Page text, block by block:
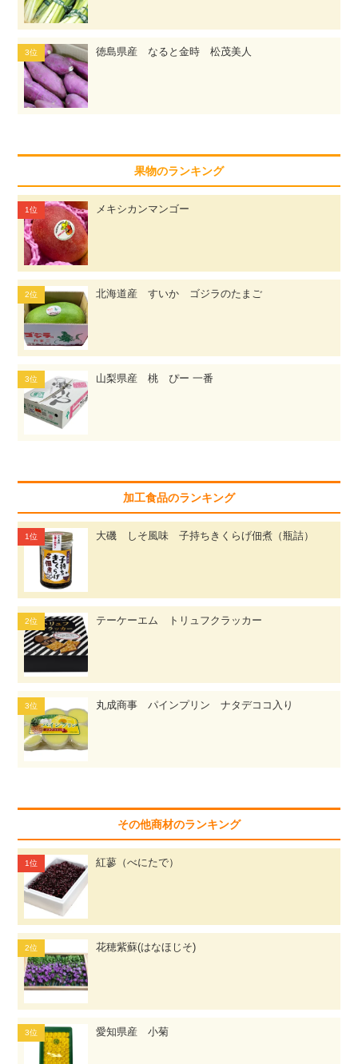
徳島県産 なると金時 松茂美人
果物のランキング
メキシカンマンゴー
北海道産 すいか ゴジラのたまご
山梨県産 桃 ぴー 一番
加工食品のランキング
大磯 しそ風味 子持ちきくらげ佃煮（瓶詰）
テーケーエム トリュフクラッカー
丸成商事 パインプリン ナタデココ入り
その他商材のランキング
紅蓼（べにたで）
花穂紫蘇(はなほじそ)
愛知県産 小菊